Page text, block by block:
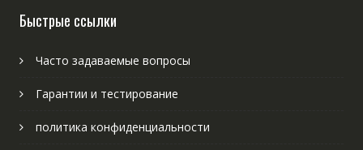
Быстрые ссылки
Часто задаваемые вопросы
Гарантии и тестирование
политика конфиденциальности